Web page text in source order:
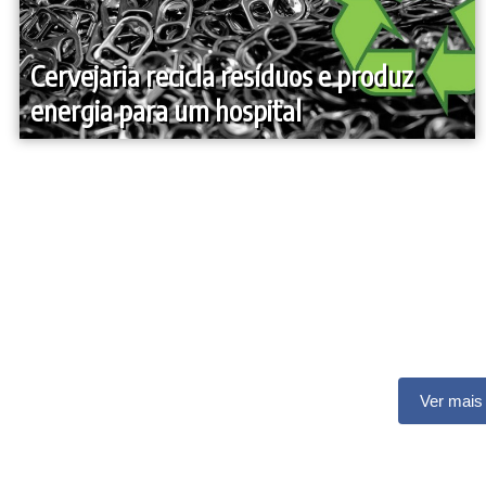
Cervejaria recicla resíduos e produz
energia para um hospital
Ver